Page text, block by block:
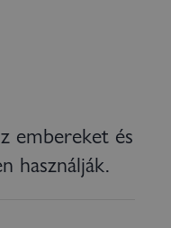
embereket és
használják.